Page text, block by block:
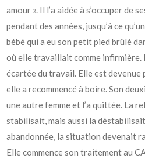
amour ». Il l’a aidée à s’occuper de
pendant des années, jusqu’à ce
bébé qui a eu son petit pied brûlé
où elle travaillait comme infirmière.
écartée du travail. Elle est
elle a recommencé à boire. Son
une autre femme et l’a quittée. La
stabilisait, mais aussi la
abandonnée, la situation devenait
Elle commence son traitement au